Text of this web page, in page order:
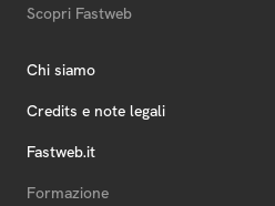
Scopri Fastweb
Chi siamo
Credits e note legali
Fastweb.it
Formazione